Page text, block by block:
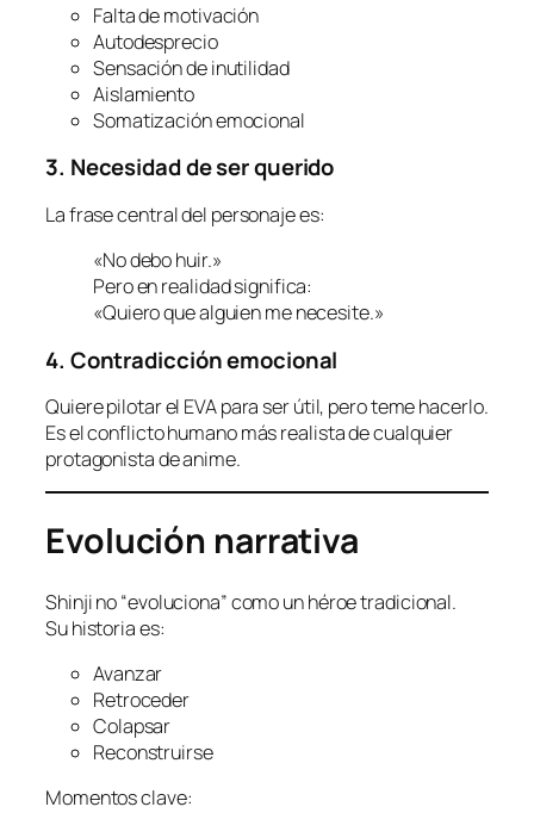
Falta de motivación
Autodesprecio
Sensación de inutilidad
Aislamiento
Somatización emocional
3. Necesidad de ser querido
La frase central del personaje es:
«No debo huir.»
Pero en realidad significa:
«Quiero que alguien me necesite.»
4. Contradicción emocional
Quiere pilotar el EVA para ser útil, pero teme hacerlo.
Es el conflicto humano más realista de cualquier
protagonista de anime.
Evolución narrativa
Shinji no “evoluciona” como un héroe tradicional.
Su historia es:
Avanzar
Retroceder
Colapsar
Reconstruirse
Momentos clave: